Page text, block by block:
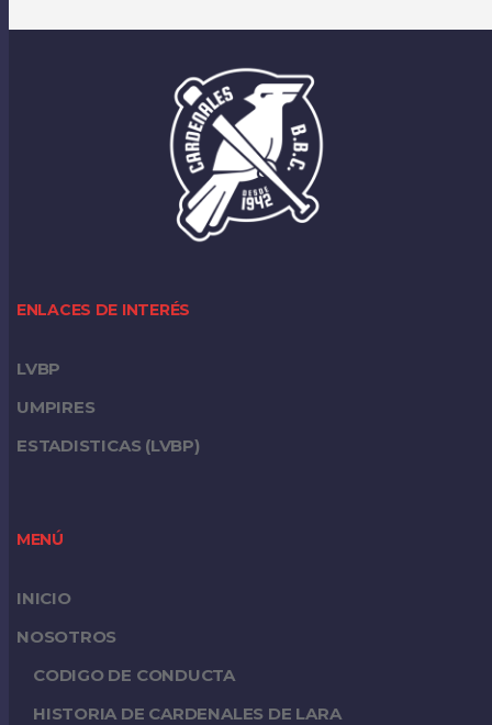
ENLACES DE INTERÉS
LVBP
UMPIRES
ESTADISTICAS (LVBP)
MENÚ
INICIO
NOSOTROS
CODIGO DE CONDUCTA
HISTORIA DE CARDENALES DE LARA